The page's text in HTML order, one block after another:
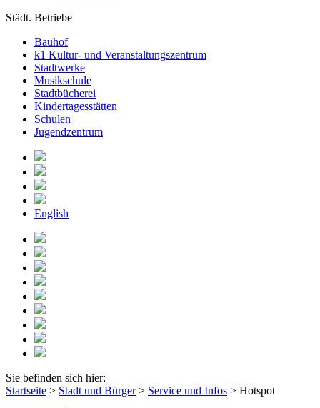
Städt. Betriebe
Bauhof
k1 Kultur- und Veranstaltungszentrum
Stadtwerke
Musikschule
Stadtbücherei
Kindertagesstätten
Schulen
Jugendzentrum
English
Sie befinden sich hier:
Startseite > Stadt und Bürger> Service und Infos > Hotspot